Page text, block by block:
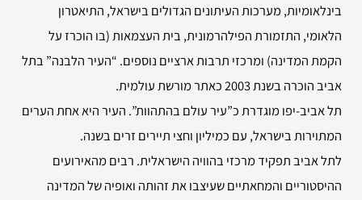
בינלאומיות, מערכות העיתונים הגדולים בישראל, התיאטרון
הלאומי, התזמורת הפילהרמונית, בית העצמאות (בו הוכרז על
הקמת המדינה) ומרכזי תרבות ארציים נוספים. “העיר הלבנה” בתל
אביב הוכרה בשנת 2003 כאתר מורשת עולמית.
תל אביב-יפו מוגדרת כ”עיר עולם בהתהוות”. העיר היא אחת הערים
המתוירות בישראל, עם כמיליון וחצי תיירים זרים בשנה.
לתל אביב תפקיד מרכזי בהוויה הישראלית. רבים מהאירועים
ההיסטוריים והמחאתיים שעיצבו את זהותה ואופיה של המדינה